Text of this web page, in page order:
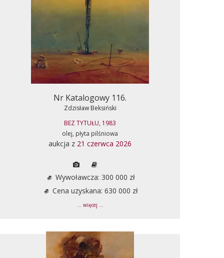
Nr Katalogowy 116.
Zdzisław Beksiński
BEZ TYTUŁU, 1983
olej, płyta pilśniowa
aukcja z 21 czerwca 2026
Wywoławcza: 300 000 zł
Cena uzyskana: 630 000 zł
... więcej ...